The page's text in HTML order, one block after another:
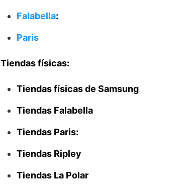
Falabella:
Paris
Tiendas físicas:
Tiendas físicas de Samsung
Tiendas Falabella
Tiendas Paris:
Tiendas Ripley
Tiendas La Polar